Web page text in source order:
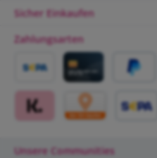
Sicher Einkaufen
Zahlungsarten
Vorkasse Banküberweisung
Unsere Communities